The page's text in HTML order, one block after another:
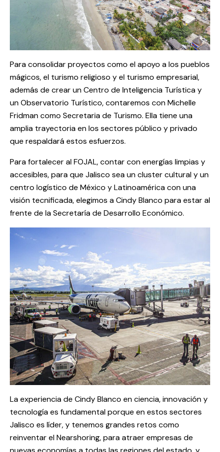
Para consolidar proyectos como el apoyo a los pueblos
mágicos, el turismo religioso y el turismo empresarial,
además de crear un Centro de Inteligencia Turística y
un Observatorio Turístico, contaremos con Michelle
Fridman como Secretaria de Turismo. Ella tiene una
amplia trayectoria en los sectores público y privado
que respaldará estos esfuerzos.
Para fortalecer al FOJAL, contar con energías limpias y
accesibles, para que Jalisco sea un cluster cultural y un
centro logístico de México y Latinoamérica con una
visión tecnificada, elegimos a Cindy Blanco para estar al
frente de la Secretaría de Desarrollo Económico.
La experiencia de Cindy Blanco en ciencia, innovación y
tecnología es fundamental porque en estos sectores
Jalisco es líder, y tenemos grandes retos como
reinventar el Nearshoring, para atraer empresas de